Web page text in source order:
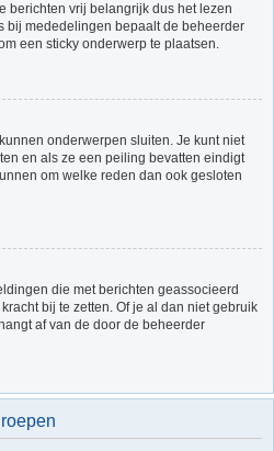
berichten vrij belangrijk dus het lezen
bij mededelingen bepaalt de beheerder
een sticky onderwerp te plaatsen.
onderwerpen sluiten. Je kunt niet
en als ze een peiling bevatten eindigt
om welke reden dan ook gesloten
die met berichten geassocieerd
bij te zetten. Of je al dan niet gebruik
af van de door de beheerder